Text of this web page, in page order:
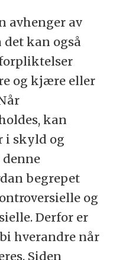
avhenger av
kan også
og kjære eller
kan
i skyld og
begrepet
og
Derfor er
hverandre når
Siden